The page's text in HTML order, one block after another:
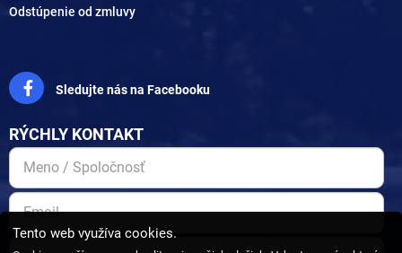
Odstúpenie od zmluvy
Sledujte nás na Facebooku
RÝCHLY KONTAKT
Tento web využíva cookies.